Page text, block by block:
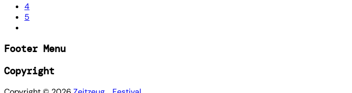
4
5
Footer Menu
Copyright